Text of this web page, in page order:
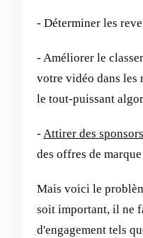
- Déterminer les
- Améliorer le
votre vidéo dans les
le tout-puissant
- Attirer des
des offres de marque
Mais voici le
soit important, il ne
d'engagement tels